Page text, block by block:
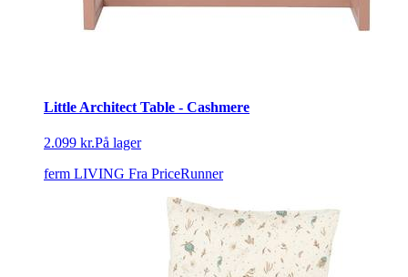
Little Architect Table - Cashmere
2.099 kr.På lager
ferm LIVING Fra PriceRunner